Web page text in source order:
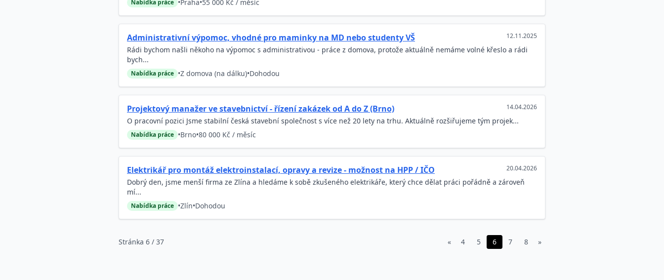
Nabídka práce •Praha•55 000 Kč / měsíc
Administrativní výpomoc, vhodné pro maminky na MD nebo studenty VŠ 12.11.2025
Rádi bychom našli někoho na výpomoc s administrativou - práce z domova, protože aktuálně nemáme volné křeslo a rádi
bych...
Nabídka práce •Z domova (na dálku)•Dohodou
Projektový manažer ve stavebnictví - řízení zakázek od A do Z (Brno) 14.04.2026
O pracovní pozici Jsme stabilní česká stavební společnost s více než 20 lety na trhu. Aktuálně rozšiřujeme tým projek...
Nabídka práce •Brno•80 000 Kč / měsíc
Elektrikář pro montáž elektroinstalací, opravy a revize - možnost na HPP / IČO 20.04.2026
Dobrý den, jsme menší firma ze Zlína a hledáme k sobě zkušeného elektrikáře, který chce dělat práci pořádně a zároveň
mí...
Nabídka práce •Zlín•Dohodou
Stránka 6 / 37 « 4 5 6 7 8 »